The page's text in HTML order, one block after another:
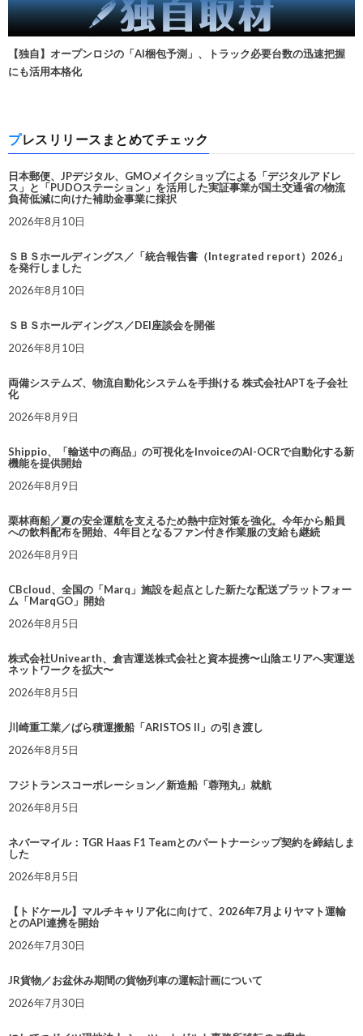
【独自】オープンロジの「AI梱包予測」、トラック必要台数の迅速把握
にも活用本格化
プレスリリースまとめてチェック
日本郵便、JPデジタル、GMOメイクショップによる「デジタルアドレ
ス」と「PUDOステーション」を活用した実証事業が国土交通省の物流
負荷低減に向けた補助金事業に採択
2026年8月10日
ＳＢＳホールディングス／「統合報告書（Integrated report）2026」
を発行しました
2026年8月10日
ＳＢＳホールディングス／DEI座談会を開催
2026年8月10日
両備システムズ、物流自動化システムを手掛ける 株式会社APTを子会社
化
2026年8月9日
Shippio、「輸送中の商品」の可視化をInvoiceのAI-OCRで自動化する新
機能を提供開始
2026年8月9日
栗林商船／夏の安全運航を支えるため熱中症対策を強化。今年から船員
への飲料配布を開始、4年目となるファン付き作業服の支給も継続
2026年8月9日
CBcloud、全国の「Marq」施設を起点とした新たな配送プラットフォー
ム「MarqGO」開始
2026年8月5日
株式会社Univearth、倉吉運送株式会社と資本提携〜山陰エリアへ実運送
ネットワークを拡大〜
2026年8月5日
川崎重工業／ばら積運搬船「ARISTOS II」の引き渡し
2026年8月5日
フジトランスコーポレーション／新造船「蓉翔丸」就航
2026年8月5日
ネバーマイル：TGR Haas F1 Teamとのパートナーシップ契約を締結しま
した
2026年8月5日
【トドケール】マルチキャリア化に向けて、2026年7月よりヤマト運輸
とのAPI連携を開始
2026年7月30日
JR貨物／お盆休み期間の貨物列車の運転計画について
2026年7月30日